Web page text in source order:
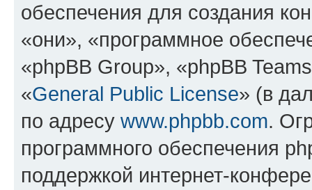
обеспечения для создания
«они», «программное
«phpBB Group», «phpBB
«General Public License» (в
по адресу www.phpbb.com.
программного обеспечения
поддержкой интернет-